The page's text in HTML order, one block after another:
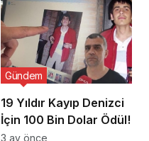
19 Yıldır Kayıp Denizci
İçin 100 Bin Dolar Ödül!
Gündem
3 ay önce